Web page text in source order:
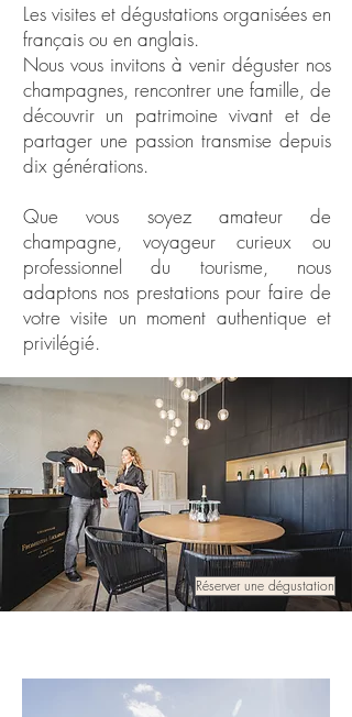
Les visites et dégustations organisées en
français ou en anglais.
Nous vous invitons à venir déguster nos
champagnes, rencontrer une famille, de
découvrir un patrimoine vivant et de
partager une passion transmise depuis
dix générations.
Que vous soyez amateur de
champagne, voyageur curieux ou
professionnel du tourisme, nous
adaptons nos prestations pour faire de
votre visite un moment authentique et
privilégié.
Réserver une dégustation